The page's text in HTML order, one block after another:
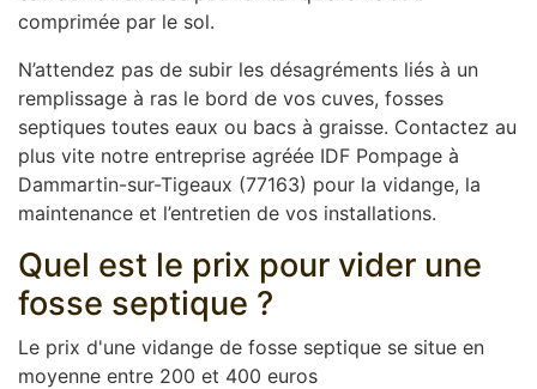
comprimée par le sol.
N’attendez pas de subir les désagréments liés à un
remplissage à ras le bord de vos cuves, fosses
septiques toutes eaux ou bacs à graisse. Contactez au
plus vite notre entreprise agréée IDF Pompage à
Dammartin-sur-Tigeaux (77163) pour la vidange, la
maintenance et l’entretien de vos installations.
Quel est le prix pour vider une
fosse septique ?
Le prix d'une vidange de fosse septique se situe en
moyenne entre 200 et 400 euros